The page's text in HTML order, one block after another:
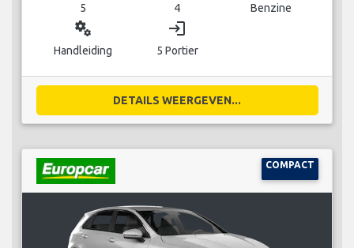
5 4 Benzine
miscellaneous_services
Handleiding
login
5 Portier
DETAILS WEERGEVEN...
COMPACT